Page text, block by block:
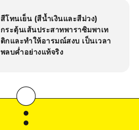
สีโทนเย็น (สีน้ำเงินและสีม่วง)
กระตุ้นเส้นประสาทพาราซิมพาเท
ติกและทำให้อารมณ์สงบ เป็นเวลา
พลบค่ำอย่างแท้จริง